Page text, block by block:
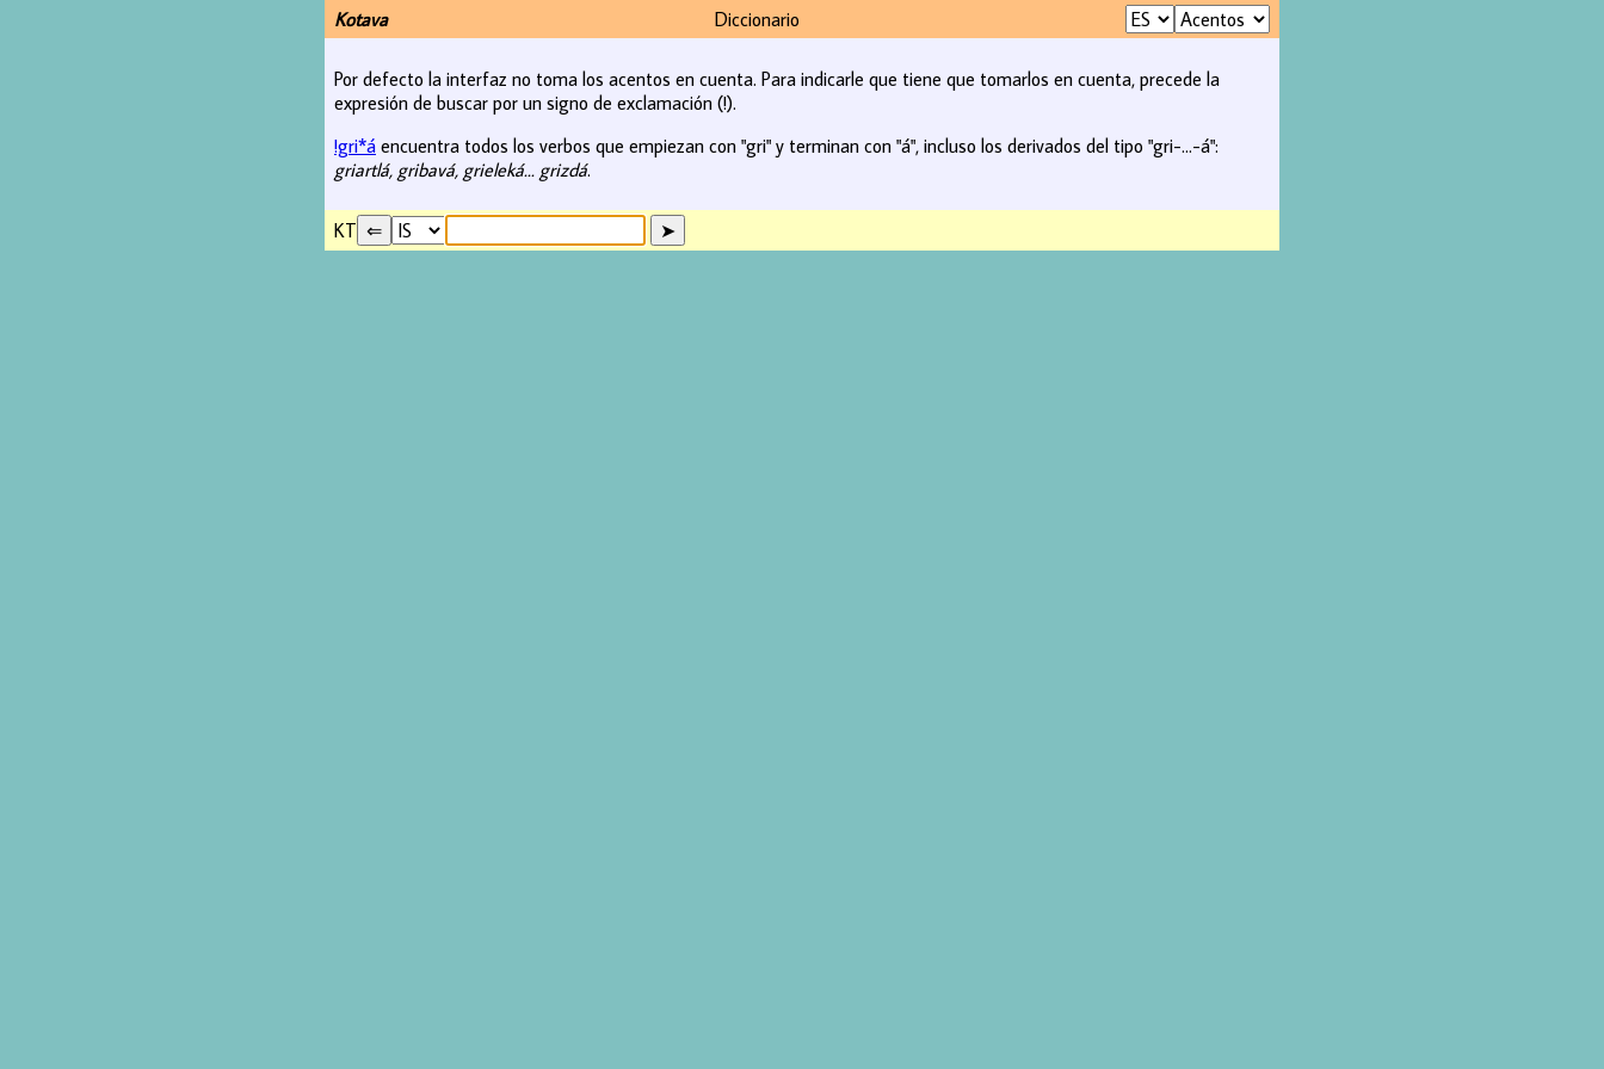
Kotava Diccionario
Por defecto la interfaz no toma los acentos en cuenta. Para indicarle que tiene que tomarlos en cuenta, precede la
expresión de buscar por un signo de exclamación (!).
!gri*á encuentra todos los verbos que empiezan con "gri" y terminan con "á", incluso los derivados del tipo "gri-...-á":
griartlá, gribavá, grieleká... grizdá.
KT